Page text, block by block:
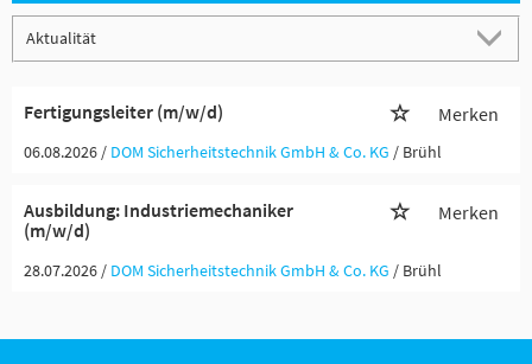
Fertigungsleiter (m/w/d) Merken
06.08.2026 / DOM Sicherheitstechnik GmbH & Co. KG / Brühl
Ausbildung: Industriemechaniker
(m/w/d)
Merken
28.07.2026 / DOM Sicherheitstechnik GmbH & Co. KG / Brühl